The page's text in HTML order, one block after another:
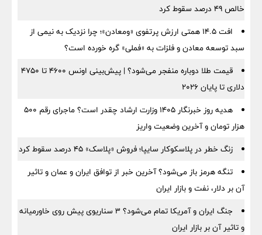
خالص ۴۹ درصد سقوط کرد
افت ۱۴.۵ همتی ارزش پرتفوی «ومعادن»؛ چرا نزدیک به نیمی از
سبد توسعه معادن و فلزات به «فملی» گره خورده است؟
قیمت طلا دوباره منفجر می‌شود؟ | پیش‌بینی اونس ۴۶۰۰ تا ۴۷۵۰
دلاری تا پایان ۲۰۲۶
هدیه روز خبرنگار ۱۴۰۵ وزارت ارشاد چقدر است؟ ماجرای رقم ۵۰۰
هزار تومان و آخرین وضعیت واریز
زنگ خطر در پلاسکوکار سایپا؛ فروش «پلاسک» ۴۵ درصد سقوط کرد
تنگه هرمز باز می‌شود؟ آخرین خبر از توافق ایران و عمان و تاثیر
آن بر دلار، نفت و بازار ایران
جنگ ایران و آمریکا تمام می‌شود؟ ۳ سناریوی پیش روی خاورمیانه
و تاثیر آن بر بازار ایران